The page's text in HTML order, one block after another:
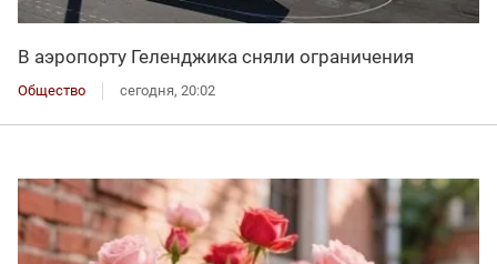
В аэропорту Геленджика сняли ограничения
Общество сегодня, 20:02